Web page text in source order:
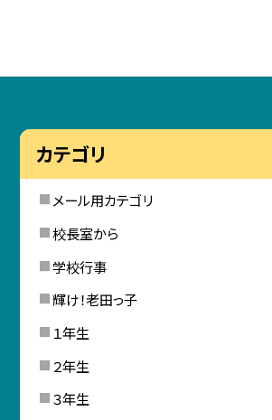
カテゴリ
メール用カテゴリ
校長室から
学校行事
輝け！老田っ子
１年生
２年生
３年生